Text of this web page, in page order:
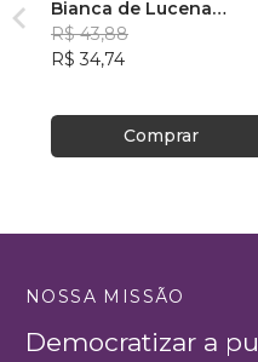
Bianca de Lucena
Coutinho de Oliveira
R$ 43,88
R$ 34,74
Comprar
NOSSA MISSÃO
Democratizar a